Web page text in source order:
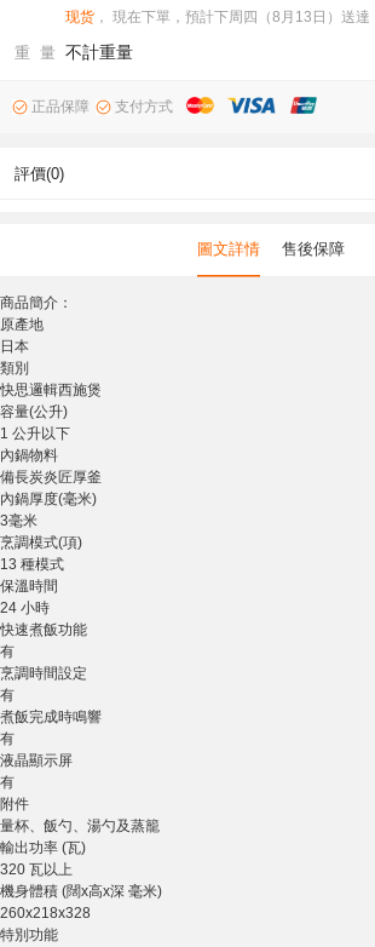
现货 ， 現在下單，預計下周四（8月13日）送達
重 量 不計重量
正品保障 支付方式
評價(0)
圖文詳情 售後保障
商品簡介：
原產地
日本
類別
快思邏輯西施煲
容量(公升)
1 公升以下
內鍋物料
備長炭炎匠厚釜
內鍋厚度(毫米)
3毫米
烹調模式(項)
13 種模式
保溫時間
24 小時
快速煮飯功能
有
烹調時間設定
有
煮飯完成時鳴響
有
液晶顯示屏
有
附件
量杯、飯勺、湯勺及蒸籠
輸出功率 (瓦)
320 瓦以上
機身體積 (闊x高x深 毫米)
260x218x328
特別功能